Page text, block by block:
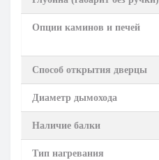
Опции каминов и печей
Способ открытия дверцы
Диаметр дымохода
Наличие балки
Тип нагревания